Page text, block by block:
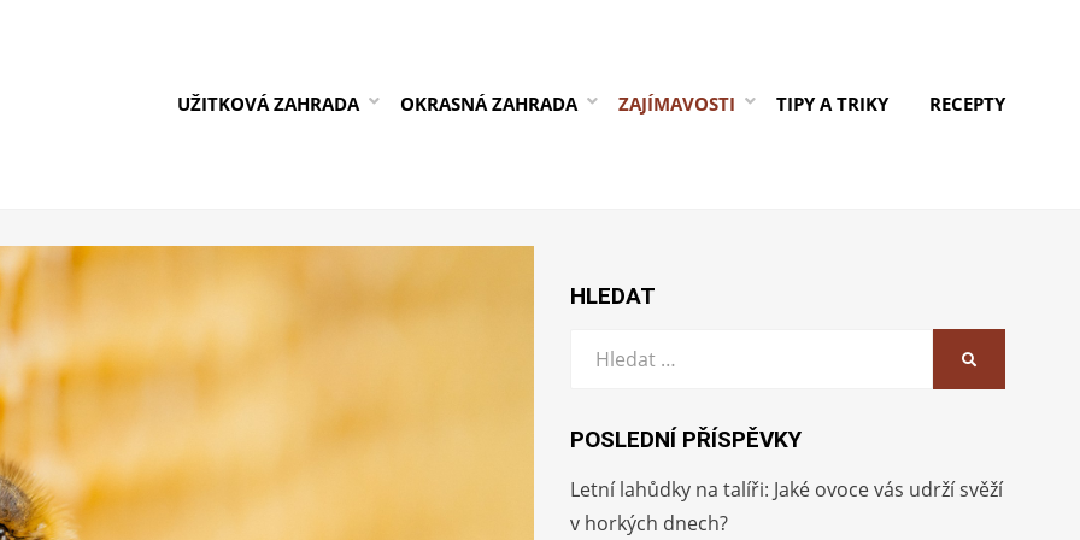
UŽITKOVÁ ZAHRADA OKRASNÁ ZAHRADA ZAJÍMAVOSTI TIPY A TRIKY RECEPTY
HLEDAT
Vyhledat:
POSLEDNÍ PŘÍSPĚVKY
Letní lahůdky na talíři: Jaké ovoce vás udrží svěží
v horkých dnech?